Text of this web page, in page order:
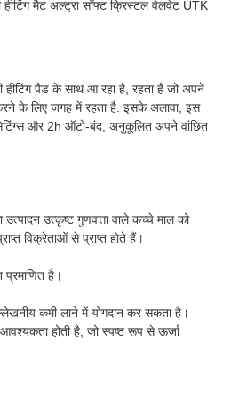
हीटिंग पैड के साथ आ रहा है, रहता है जो अपने
करने के लिए जगह में रहता है. इसके अलावा, इस
सेटिंग्स और 2h ऑटो-बंद, अनुकूलित अपने वांछित
उत्कृष्ट गुणवत्ता वाले कच्चे माल को
विक्रेताओं से प्राप्त होते हैं।
है।
कमी लाने में योगदान कर सकता है।
होती है, जो स्पष्ट रूप से ऊर्जा